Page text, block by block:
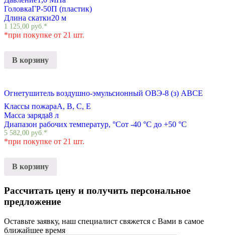
ГоловкаГР-50П (пластик)
Длина скатки20 м
1 125,00 руб. *
*при покупке от 21 шт.
В корзину
Огнетушитель воздушно-эмульсионный ОВЭ-8 (з) АВCЕ
Классы пожараA, B, C, E
Масса заряда8 л
Диапазон рабочих температур, °Сот -40 °С до +50 °С
5 582,00 руб.*
*при покупке от 21 шт.
В корзину
Рассчитать цену и получить персональное
предложение
Оставьте заявку, наш специалист свяжется с Вами в самое
ближайшее время